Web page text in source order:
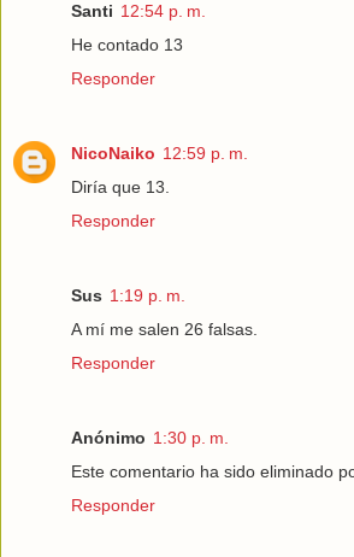
Santi 12:54 p. m.
He contado 13
Responder
NicoNaiko 12:59 p. m.
Diría que 13.
Responder
Sus 1:19 p. m.
A mí me salen 26 falsas.
Responder
Anónimo 1:30 p. m.
Este comentario ha sido eliminado
Responder